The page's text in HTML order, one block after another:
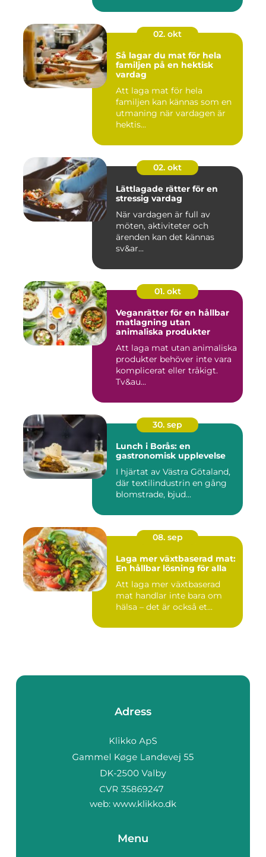
02. okt
Så lagar du mat för hela
familjen på en hektisk
vardag
Att laga mat för hela
familjen kan kännas som en
utmaning när vardagen är
hektis...
02. okt
Lättlagade rätter för en
stressig vardag
När vardagen är full av
möten, aktiviteter och
ärenden kan det kännas
sv&ar...
01. okt
Veganrätter för en hållbar
matlagning utan
animaliska produkter
Att laga mat utan animaliska
produkter behöver inte vara
komplicerat eller tråkigt.
Tv&au...
30. sep
Lunch i Borås: en
gastronomisk upplevelse
I hjärtat av Västra Götaland,
där textilindustrin en gång
blomstrade, bjud...
08. sep
Laga mer växtbaserad mat:
En hållbar lösning för alla
Att laga mer växtbaserad
mat handlar inte bara om
hälsa – det är också et...
Adress
web: www.klikko.dk
Menu